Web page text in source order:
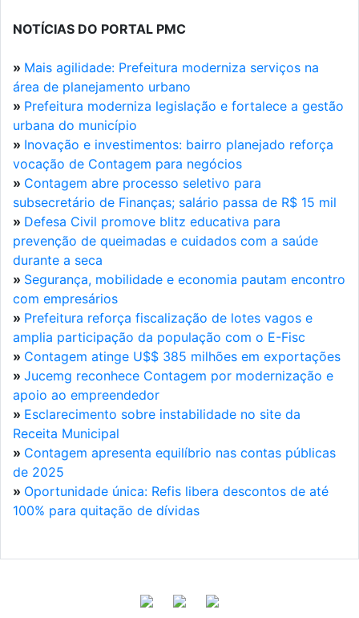
NOTÍCIAS DO PORTAL PMC
» Mais agilidade: Prefeitura moderniza serviços na
área de planejamento urbano
» Prefeitura moderniza legislação e fortalece a gestão
urbana do município
» Inovação e investimentos: bairro planejado reforça
vocação de Contagem para negócios
» Contagem abre processo seletivo para
subsecretário de Finanças; salário passa de R$ 15 mil
» Defesa Civil promove blitz educativa para
prevenção de queimadas e cuidados com a saúde
durante a seca
» Segurança, mobilidade e economia pautam encontro
com empresários
» Prefeitura reforça fiscalização de lotes vagos e
amplia participação da população com o E-Fisc
» Contagem atinge U$$ 385 milhões em exportações
» Jucemg reconhece Contagem por modernização e
apoio ao empreendedor
» Esclarecimento sobre instabilidade no site da
Receita Municipal
» Contagem apresenta equilíbrio nas contas públicas
de 2025
» Oportunidade única: Refis libera descontos de até
100% para quitação de dívidas